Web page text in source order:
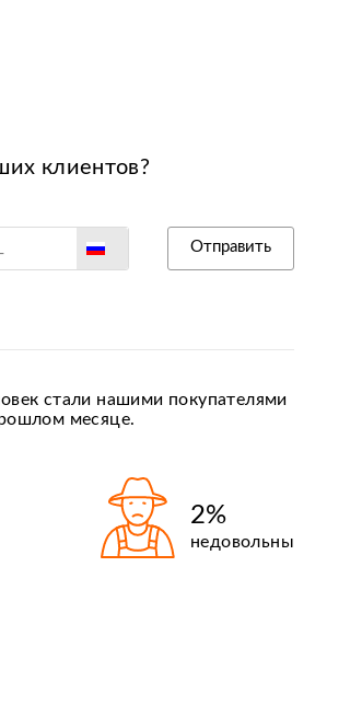
клиентов?
Отправить
стали нашими покупателями
месяце.
2%
недовольны